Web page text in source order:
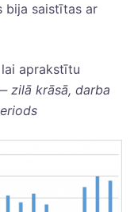
bija saistītas ar
aprakstītu
‒zilā krāsā, darba